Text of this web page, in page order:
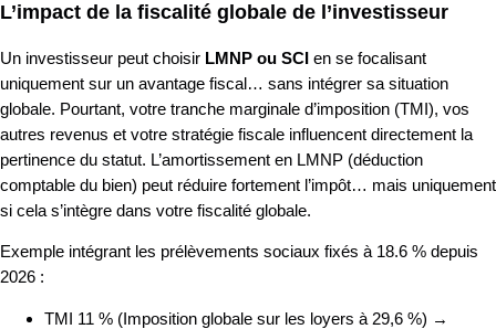
L’impact de la fiscalité globale de l’investisseur
Un investisseur peut choisir LMNP ou SCI en se focalisant
uniquement sur un avantage fiscal… sans intégrer sa situation
globale. Pourtant, votre tranche marginale d’imposition (TMI), vos
autres revenus et votre stratégie fiscale influencent directement la
pertinence du statut. L’amortissement en LMNP (déduction
comptable du bien) peut réduire fortement l’impôt… mais uniquement
si cela s’intègre dans votre fiscalité globale.
Exemple intégrant les prélèvements sociaux fixés à 18.6 % depuis
2026 :
TMI 11 % (Imposition globale sur les loyers à 29,6 %) →